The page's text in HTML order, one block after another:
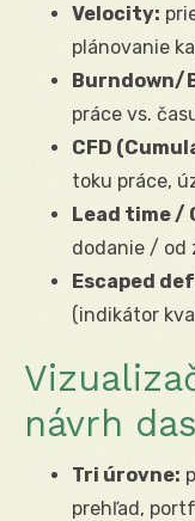
Velocity:
plánovanie
Burndown/
práce vs.
CFD
toku práce,
Lead time /
dodanie / od
Escaped
(indikátor
návrh
Tri úrovne:
prehľad,